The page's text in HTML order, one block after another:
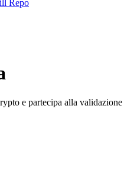
Repo
e partecipa alla